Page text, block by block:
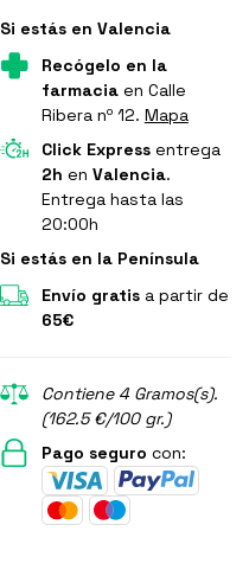
Si estás en Valencia
Recógelo en la
farmaciaen Calle
Ribera nº 12. Mapa
Click Expressentrega
2h en Valencia.
Entrega hasta las
20:00h
Si estás en la Península
Envío gratisa partir de
65€
Contiene 4 Gramos(s).
(162.5 €/100 gr.)
Pago seguro con: